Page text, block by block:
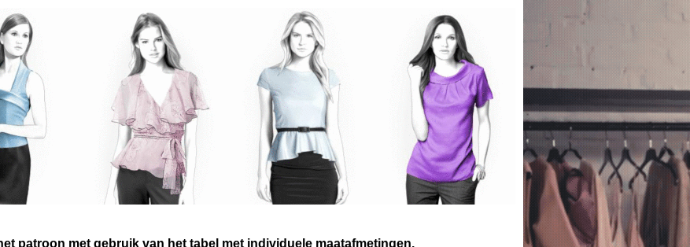
patroon met gebruik van het tabel met individuele maatafmetingen.